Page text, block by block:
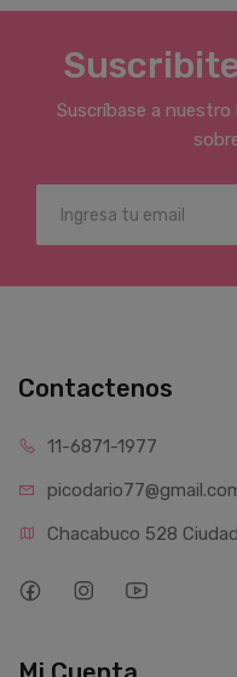
Suscríbase a
Contactenos
11-6871-1977
Chacabuco 528